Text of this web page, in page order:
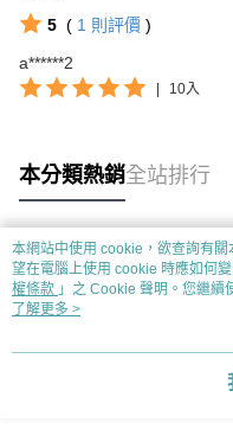
5 ( 1 則評價 )
a******2
10入
本分類熱銷全站排行
熱門標籤
本網站中使用 cookie，欲查詢有
望在電腦上使用 cookie 時應如何
權條款 」之 Cookie 聲明。您繼續
用條款之 Cookie 聲明使用 cookie。
了解更多 >